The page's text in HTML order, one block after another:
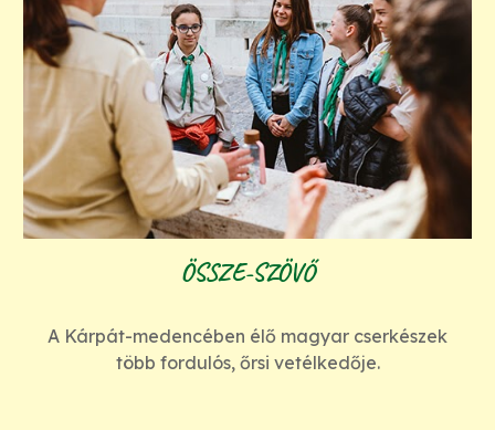
ÖSSZE-SZÖVŐ
A Kárpát-medencében élő magyar cserkészek
több fordulós, őrsi vetélkedője.